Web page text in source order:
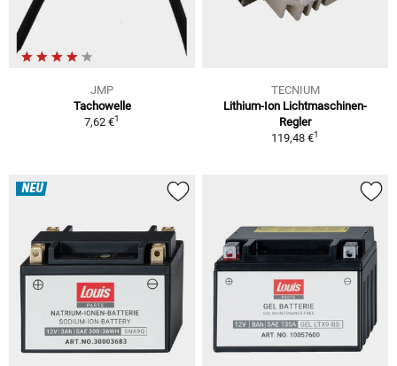
JMP
Tachowelle
7,62 €1
TECNIUM
Lithium-Ion Lichtmaschinen-
Regler
119,48 €1
NEU